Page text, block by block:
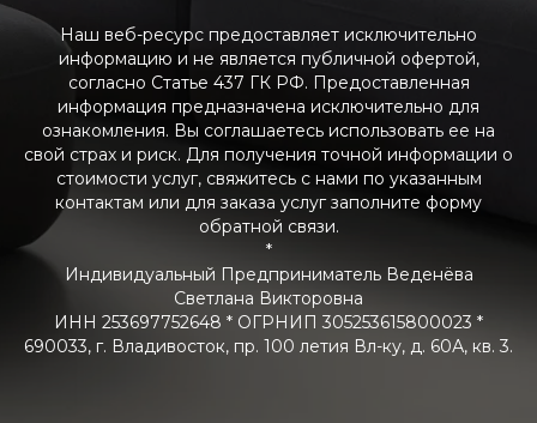
Наш веб-ресурс предоставляет исключительно
информацию и не является публичной офертой,
согласно Статье 437 ГК РФ. Предоставленная
информация предназначена исключительно для
ознакомления. Вы соглашаетесь использовать ее на
свой страх и риск. Для получения точной информации о
стоимости услуг, свяжитесь с нами по указанным
контактам или для заказа услуг заполните форму
обратной связи.
*
Индивидуальный Предприниматель Веденёва
Светлана Викторовна
ИНН 253697752648 * ОГРНИП 305253615800023 *
690033, г. Владивосток, пр. 100 летия Вл-ку, д. 60А, кв. 3.